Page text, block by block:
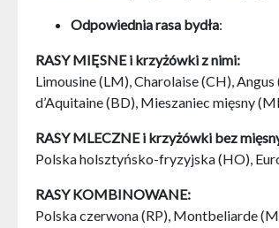
Odpowiednia rasa bydła:
RASY MIĘSNE i krzyżówki z nimi:
Limousine (LM), Charolaise (CH),
d’Aquitaine (BD), Mieszaniec mięsny
RASY MLECZNE i krzyżówki bez
Polska holsztyńsko-fryzyjska (HO),
RASY KOMBINOWANE:
Polska czerwona (RP), Montbeliarde